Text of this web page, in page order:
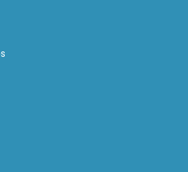
compromisso é auxiliar na